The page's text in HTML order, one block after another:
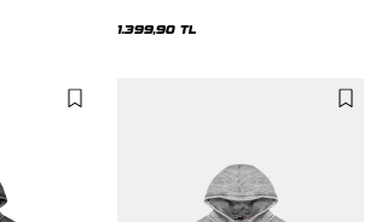
Hoodie
1.399,90 TL